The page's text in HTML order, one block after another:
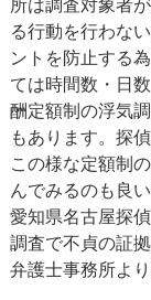
所は調査対象者
る行動を行わな
ントを防止する
ては時間数・日
酬定額制の浮気
もあります。探
この様な定額制
んでみるのも良
愛知県名古屋探
調査で不貞の証
弁護士事務所よ